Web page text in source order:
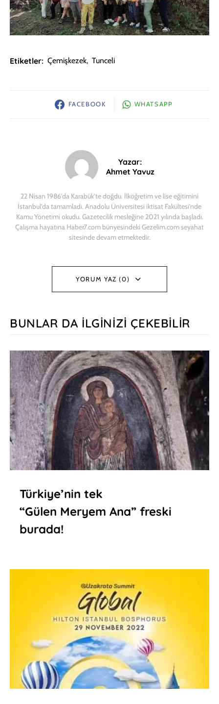
Etiketler: Çemişkezek, Tunceli
FACEBOOK WHATSAPP
Yazar:
Ahmet Yavuz
22 Nisan 1986’da Karabük’te doğdu. İlköğretim ve lise eğitimini
İstanbul’da tamamladı. Anadolu Üniversitesi iktisat Fakültesi’nde
Kamu Yönetimi okudu. Gazetecilik mesleğine 2021 yılında başladı.
Çalışma hayatına Haber7.com bünyesindeki Gezelim.com seyahat
sitesinde devam etmektedir.
YORUM YAZ (0)
BUNLAR DA İLGINIZI ÇEKEBILIR
Türkiye’nin tek
“Gülen Meryem Ana” freski
burada!